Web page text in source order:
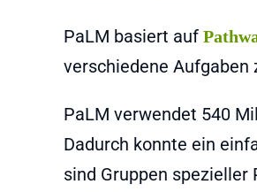
PaLM basiert auf
verschiedene Aufgaben
PaLM verwendet 540
Dadurch konnte ein
sind Gruppen spezieller